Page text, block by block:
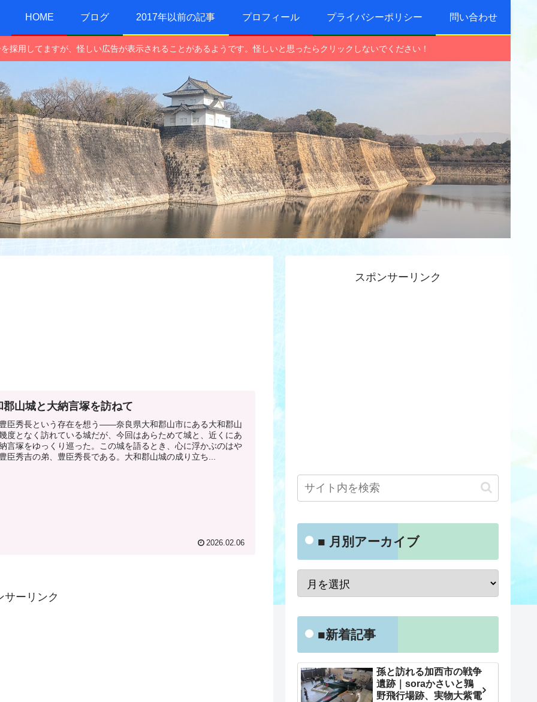
HOME ブログ 2017年以前の記事 プロフィール プライバシーポリシー 問い合わせ
採用してますが、怪しい広告が表示されることがあるようです。怪しいと思ったらクリックしないでください！
郡山城と大納言塚を訪ねて
秀長という存在を想う――奈良県大和郡山市にある大和郡山
度となく訪れている城だが、今回はあらためて城と、近くにあ
言塚をゆっくり巡った。この城を語るとき、心に浮かぶのはや
臣秀吉の弟、豊臣秀長である。大和郡山城の成り立ち...
2026.02.06
サーリンク
スポンサーリンク
■ 月別アーカイブ
■新着記事
孫と訪れる加西市の戦争
遺跡｜soraかさいと鶉
野飛行場跡、実物大紫電